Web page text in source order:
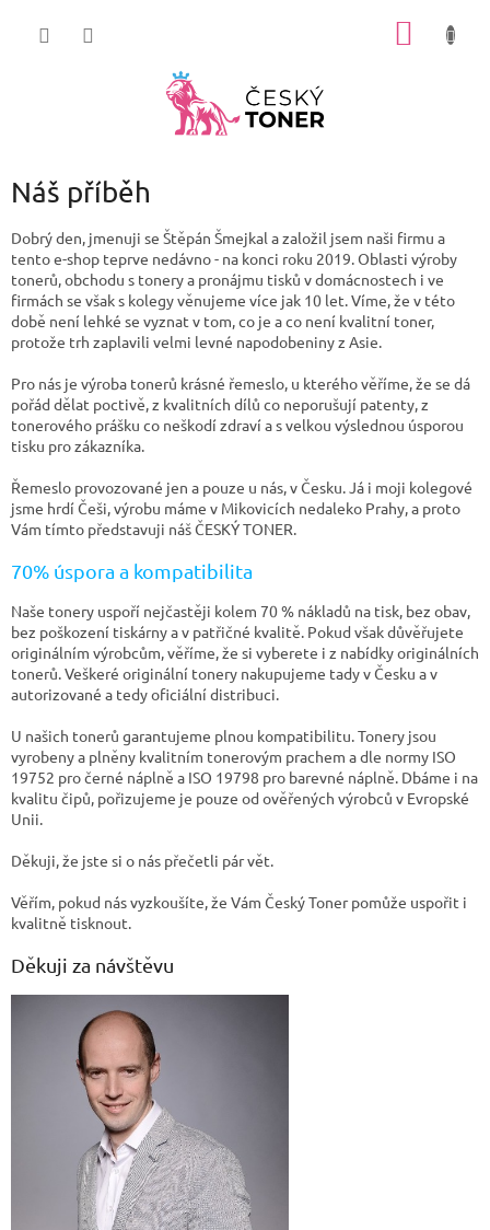
Náš příběh
Dobrý den, jmenuji se Štěpán Šmejkal a založil jsem naši firmu a
tento e-shop teprve nedávno - na konci roku 2019. Oblasti výroby
tonerů, obchodu s tonery a pronájmu tisků v domácnostech i ve
firmách se však s kolegy věnujeme více jak 10 let. Víme, že v této
době není lehké se vyznat v tom, co je a co není kvalitní toner,
protože trh zaplavili velmi levné napodobeniny z Asie.
Pro nás je výroba tonerů krásné řemeslo, u kterého věříme, že se dá
pořád dělat poctivě, z kvalitních dílů co neporušují patenty, z
tonerového prášku co neškodí zdraví a s velkou výslednou úsporou
tisku pro zákazníka.
Řemeslo provozované jen a pouze u nás, v Česku. Já i moji kolegové
jsme hrdí Češi, výrobu máme v Mikovicích nedaleko Prahy, a proto
Vám tímto představuji náš ČESKÝ TONER.
70% úspora a kompatibilita
Naše tonery uspoří nejčastěji kolem 70 % nákladů na tisk, bez obav,
bez poškození tiskárny a v patřičné kvalitě. Pokud však důvěřujete
originálním výrobcům, věříme, že si vyberete i z nabídky originálních
tonerů. Veškeré originální tonery nakupujeme tady v Česku a v
autorizované a tedy oficiální distribuci.
U našich tonerů garantujeme plnou kompatibilitu. Tonery jsou
vyrobeny a plněny kvalitním tonerovým prachem a dle normy ISO
19752 pro černé náplně a ISO 19798 pro barevné náplně. Dbáme i na
kvalitu čipů, pořizujeme je pouze od ověřených výrobců v Evropské
Unii.
Děkuji, že jste si o nás přečetli pár vět.
Věřím, pokud nás vyzkoušíte, že Vám Český Toner pomůže uspořit i
kvalitně tisknout.
Děkuji za návštěvu